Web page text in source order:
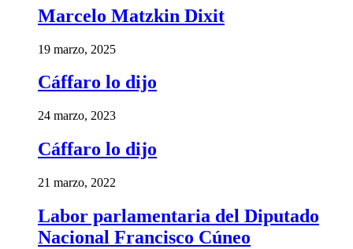
Marcelo Matzkin Dixit
19 marzo, 2025
Cáffaro lo dijo
24 marzo, 2023
Cáffaro lo dijo
21 marzo, 2022
Labor parlamentaria del Diputado
Nacional Francisco Cúneo